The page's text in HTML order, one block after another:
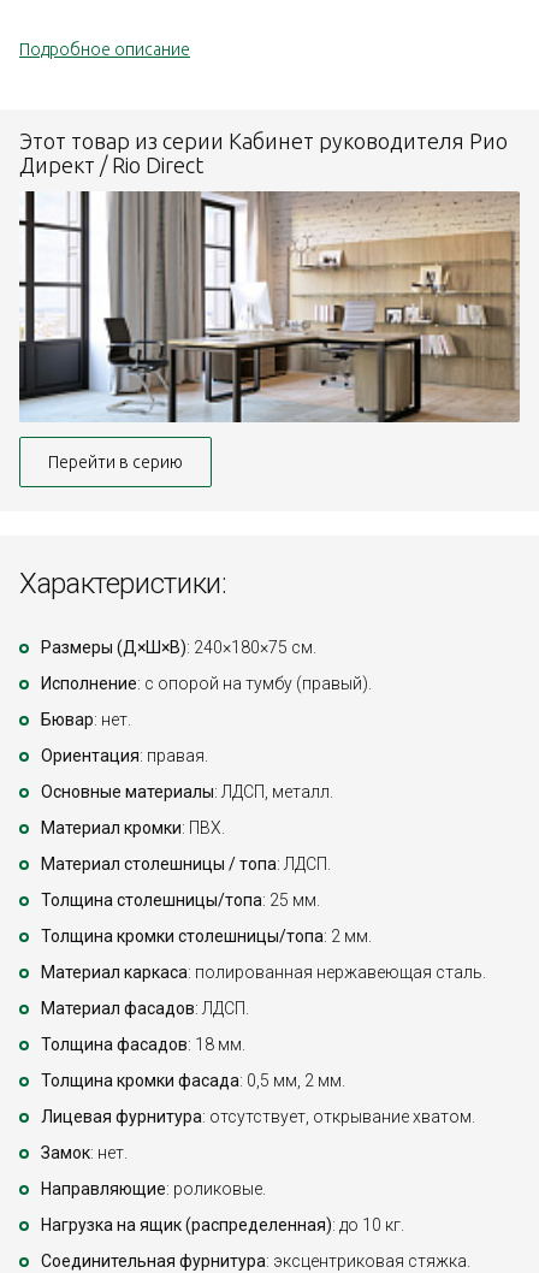
Подробное описание
Этот товар из серии Кабинет руководителя Рио
Директ / Rio Direct
Перейти в серию
Характеристики:
Размеры (Д×Ш×В): 240×180×75 см.
Исполнение: с опорой на тумбу (правый).
Бювар: нет.
Ориентация: правая.
Основные материалы: ЛДСП, металл.
Материал кромки: ПВХ.
Материал столешницы / топа: ЛДСП.
Толщина столешницы/топа: 25 мм.
Толщина кромки столешницы/топа: 2 мм.
Материал каркаса: полированная нержавеющая сталь.
Материал фасадов: ЛДСП.
Толщина фасадов: 18 мм.
Толщина кромки фасада: 0,5 мм, 2 мм.
Лицевая фурнитура: отсутствует, открывание хватом.
Замок: нет.
Направляющие: роликовые.
Нагрузка на ящик (распределенная): до 10 кг.
Соединительная фурнитура: эксцентриковая стяжка.